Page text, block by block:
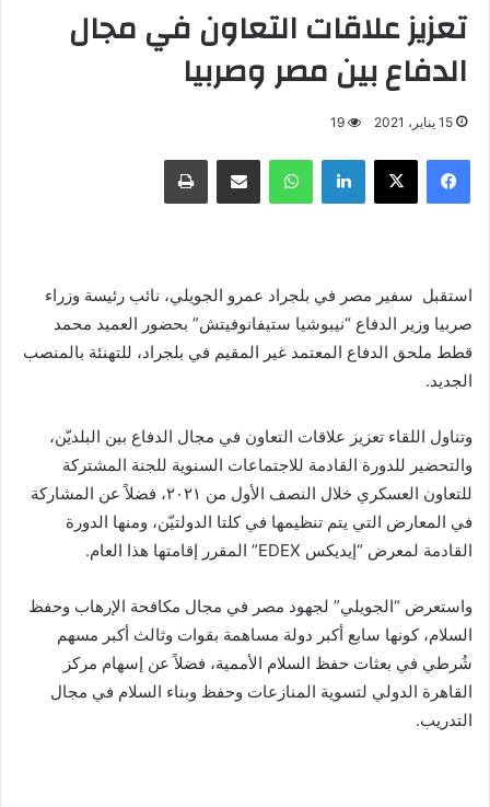
تعزيز علاقات التعاون في مجال
الدفاع بين مصر وصربيا
15 يناير، 2021 19
فيسبوك X لينكدإن واتساب مشاركة عبر البريد طباعة
استقبل سفير مصر في بلجراد عمرو الجويلي، نائب رئيسة وزراء
صربيا وزير الدفاع “نيبوشيا ستيفانوفيتش” بحضور العميد محمد
قطط ملحق الدفاع المعتمد غير المقيم في بلجراد، للتهنئة بالمنصب
الجديد.
وتناول اللقاء تعزيز علاقات التعاون في مجال الدفاع بين البلديّن،
والتحضير للدورة القادمة للاجتماعات السنوية للجنة المشتركة
للتعاون العسكري خلال النصف الأول من ٢٠٢١، فضلاً عن المشاركة
في المعارض التي يتم تنظيمها في كلتا الدولتيّن، ومنها الدورة
القادمة لمعرض “إيديكس EDEX” المقرر إقامتها هذا العام.
​واستعرض “الجويلي” لجهود مصر في مجال مكافحة الإرهاب وحفظ
السلام، كونها سابع أكبر دولة مساهمة بقوات وثالث أكبر مسهم
شُرطي في بعثات حفظ السلام الأممية، فضلاً عن إسهام مركز
القاهرة الدولي لتسوية المنازعات وحفظ وبناء السلام في مجال
التدريب.